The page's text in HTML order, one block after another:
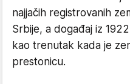
najjačih registrovanih
Srbije, a događaj iz
kao trenutak kada je
prestonicu.